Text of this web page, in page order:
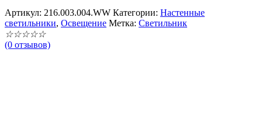
Артикул: 216.003.004.WW Категории: Настенные
светильники, Освещение Метка: Светильник
☆☆☆☆☆
(0 отзывов)